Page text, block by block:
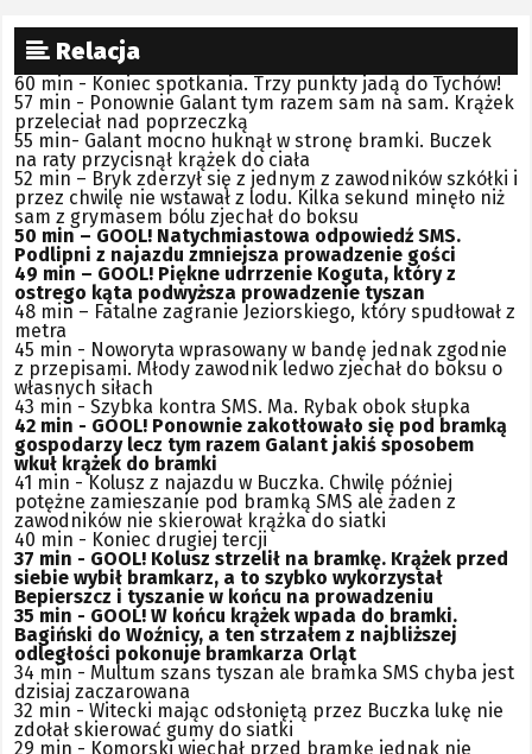
Relacja
60 min - Koniec spotkania. Trzy punkty jadą do Tychów!
57 min - Ponownie Galant tym razem sam na sam. Krążek
przeleciał nad poprzeczką
55 min- Galant mocno huknął w stronę bramki. Buczek
na raty przycisnął krążek do ciała
52 min – Bryk zderzył się z jednym z zawodników szkółki i
przez chwilę nie wstawał z lodu. Kilka sekund minęło niż
sam z grymasem bólu zjechał do boksu
50 min – GOOL! Natychmiastowa odpowiedź SMS.
Podlipni z najazdu zmniejsza prowadzenie gości
49 min – GOOL! Piękne udrrzenie Koguta, który z
ostrego kąta podwyższa prowadzenie tyszan
48 min – Fatalne zagranie Jeziorskiego, który spudłował z
metra
45 min - Noworyta wprasowany w bandę jednak zgodnie
z przepisami. Młody zawodnik ledwo zjechał do boksu o
własnych siłach
43 min - Szybka kontra SMS. Ma. Rybak obok słupka
42 min - GOOL! Ponownie zakotłowało się pod bramką
gospodarzy lecz tym razem Galant jakiś sposobem
wkuł krążek do bramki
41 min - Kolusz z najazdu w Buczka. Chwilę później
potężne zamieszanie pod bramką SMS ale żaden z
zawodników nie skierował krążka do siatki
40 min - Koniec drugiej tercji
37 min - GOOL! Kolusz strzelił na bramkę. Krążek przed
siebie wybił bramkarz, a to szybko wykorzystał
Bepierszcz i tyszanie w końcu na prowadzeniu
35 min - GOOL! W końcu krążek wpada do bramki.
Bagiński do Woźnicy, a ten strzałem z najbliższej
odległości pokonuje bramkarza Orląt
34 min - Multum szans tyszan ale bramka SMS chyba jest
dzisiaj zaczarowana
32 min - Witecki mając odsłoniętą przez Buczka lukę nie
zdołał skierować gumy do siatki
29 min - Komorski wjechał przed bramkę jednak nie